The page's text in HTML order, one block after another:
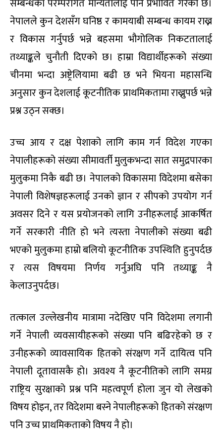
नेपालले कुन देशसँग घनिष्ठ र कामयाबी सम्बन्ध कायम राख्न
र विकास गर्नुपर्छ भन्ने बहसमा भौगोलिक निकटतालाई
तथ्याङ्कले चुनौती दिएको छ। हाम्रा विद्यार्थीहरूको संख्या
चीनमा भन्दा अष्ट्रेलियामा बढी छ भने भियना महासन्धि
अनुसार कुन देशलाई कूटनीतिक प्राथमिकतामा राख्नुपर्छ भन्ने
प्रश्न उठ्न सक्छ।
उच्च आय र दक्ष पेशाको लागि काम गर्न विदेश गएका
नेपालीहरूको संख्या सीमावर्ती मुलुकभन्दा सात समुद्रपारका
मुलुकमा निकै बढी छ। नेपालको विकासमा विदेशमा बसेका
नेपाली विशेषज्ञहरूलाई उनको ज्ञान र सीपको उपयोग गर्न
अवसर दिने र यस प्रयोजनको लागि उनीहरूलाई आकर्षित
गर्ने सरकारी नीति हो भने त्यस्ता नेपालीको संख्या बढी
भएको मुलुकमा हाम्रो बलियो कूटनीतिक उपस्थिति हुनुपर्दछ
र त्यस विषयमा निर्णय गर्नुअघि पनि तथ्याङ्क नै
केलाउनुपर्दछ।
तत्काल उल्लेखनीय मात्रामा नदेखिए पनि विदेशमा लगानी
गर्ने नेपाली व्यवसायीहरूको संख्या पनि बढिरहेको छ र
उनीहरूको व्यावसायिक हितको संरक्षण गर्ने दायित्व पनि
नेपाली दूतावासकै हो। अवश्य नै कूटनीतिको लागि समग्र
राष्ट्रिय सुरक्षाको प्रश्न पनि महत्वपूर्ण होला जुन यो लेखको
विषय होइन, तर विदेशमा बस्ने नेपालीहरूको हितको संरक्षण
पनि उच्च प्राथमिकताको विषय नै हो।